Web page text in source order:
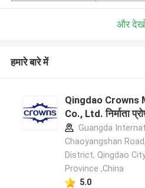
और
हमारे बारे में
Qingdao Crowns
Co., Ltd. निर्माता
Guangda
Chaoyangshan
District, Qingdao
Province ,China
5.0